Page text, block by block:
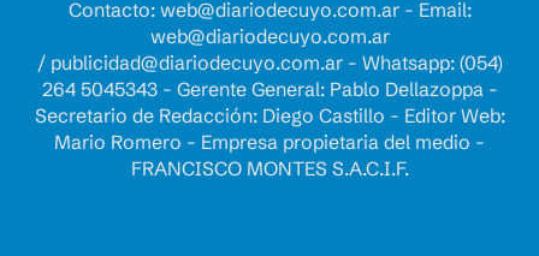
Contacto: web@diariodecuyo.com.ar- Email:
web@diariodecuyo.com.ar
/ publicidad@diariodecuyo.com.ar- Whatsapp: (054)
264 5045343 - Gerente General: Pablo Dellazoppa -
Secretario de Redacción: Diego Castillo - Editor Web:
Mario Romero - Empresa propietaria del medio -
FRANCISCO MONTES S.A.C.I.F.